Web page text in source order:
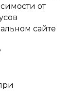
от
сайте